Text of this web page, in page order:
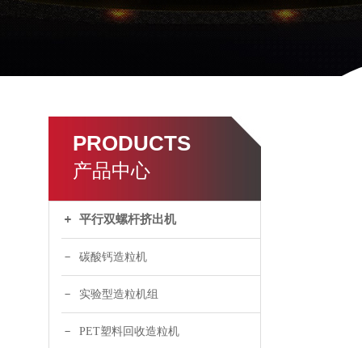
PRODUCTS
产品中心
平行双螺杆挤出机
碳酸钙造粒机
实验型造粒机组
PET塑料回收造粒机